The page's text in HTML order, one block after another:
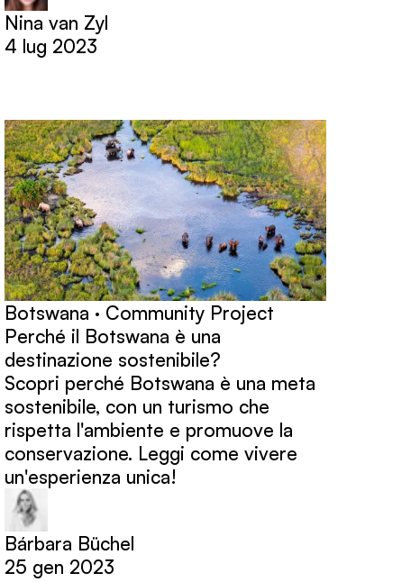
Nina van Zyl
4 lug 2023
Botswana · Community Project
Perché il Botswana è una
destinazione sostenibile?
Scopri perché Botswana è una meta
sostenibile, con un turismo che
rispetta l'ambiente e promuove la
conservazione. Leggi come vivere
un'esperienza unica!
Bárbara Büchel
25 gen 2023